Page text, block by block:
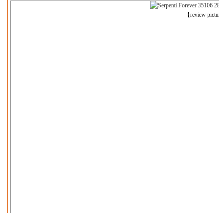
【review
上一张